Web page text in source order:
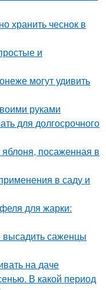
хранить чеснок в
и
могут удивить
руками
для долгосрочного
посаженная в
в саду и
для жарки:
высадить саженцы
на даче
В какой период